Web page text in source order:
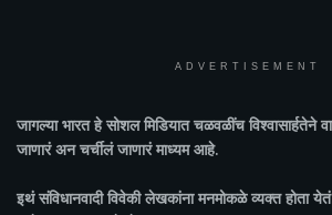
ADVERTISEMENT
जागल्या भारतहे सोशल मिडियात चळवळींच
जाणारं अन चर्चीलं जाणारं माध्यम आहे.
इथं संविधानवादी विवेकी लेखकांना मनमोकळे व्यक्त होता